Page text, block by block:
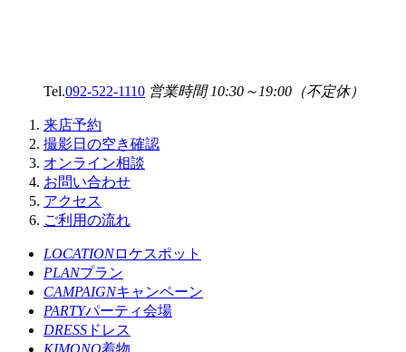
Tel.092-522-1110 営業時間 10:30～19:00（不定休）
来店予約
撮影日の空き確認
オンライン相談
お問い合わせ
アクセス
ご利用の流れ
LOCATIONロケスポット
PLANプラン
CAMPAIGNキャンペーン
PARTYパーティ会場
DRESS ドレス
KIMONO着物